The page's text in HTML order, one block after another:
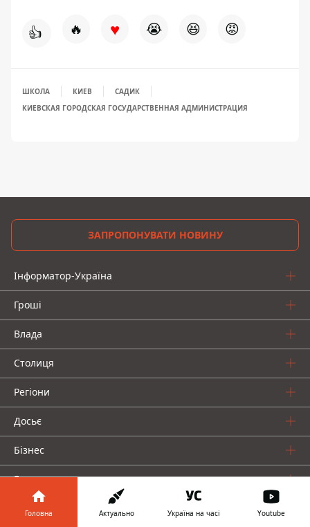
👍 🔥 ♥ 😭 😆 😡
ШКОЛА КИЕВ
САДИК
КИЕВСКАЯ ГОРОДСКАЯ ГОСУДАРСТВЕННАЯ АДМИНИСТРАЦИЯ
ЗАПРОПОНУВАТИ НОВИНУ
Інформатор-Україна
Гроші
Влада
Столиця
Регіони
Досьє
Бізнес
Гра
Про нас
Головна Актуально Україна на часі Youtube